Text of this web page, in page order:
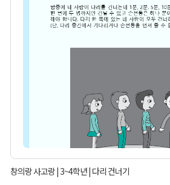
창의랑 사고랑 | 3~4학년 | 다리 건너기